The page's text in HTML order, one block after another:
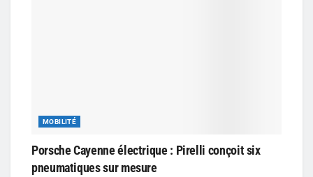
MOBILITÉ
Porsche Cayenne électrique : Pirelli conçoit six
pneumatiques sur mesure